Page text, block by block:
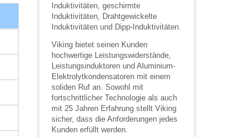
Induktivitäten, geschirmte
Induktivitäten, Drahtgewickelte
Induktivitäten und Dipp-Induktivitäten.
Viking bietet seinen Kunden
hochwertige Leistungswiderstände,
Leistungsinduktoren und Aluminium-
Elektrolytkondensatoren mit einem
soliden Ruf an. Sowohl mit
fortschrittlicher Technologie als auch
mit 25 Jahren Erfahrung stellt Viking
sicher, dass die Anforderungen jedes
Kunden erfüllt werden.